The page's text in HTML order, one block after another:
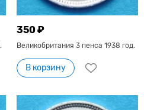
350 ₽
Великобритания 3 пенса 1938 год.
В корзину